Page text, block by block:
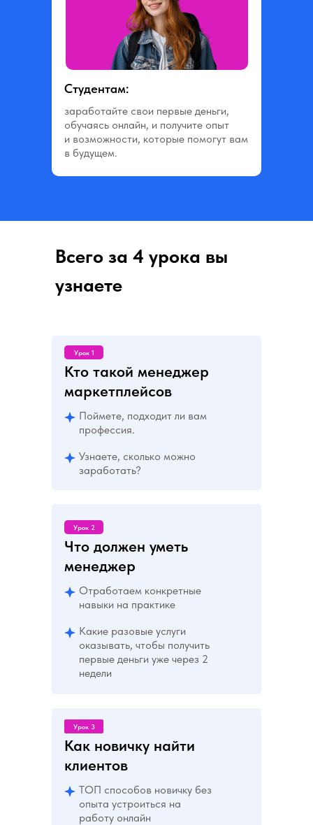
Студентам:
заработайте свои первые деньги,
обучаясь онлайн, и получите опыт
и возможности, которые помогут вам
в будущем.
Кто такой менеджер
маркетплейсов
Поймете, подходит ли вам
профессия.
Урок 1
Узнаете, сколько можно
заработать?
Как новичку найти
клиентов
ТОП способов новичку без
опыта устроиться на
работу онлайн
Что должен уметь
менеджер
Отработаем конкретные
навыки на практике
Урок 2
Какие разовые услуги
оказывать, чтобы получить
первые деньги уже через 2
недели
Урок 3
Всего за 4 урока вы
узнаете